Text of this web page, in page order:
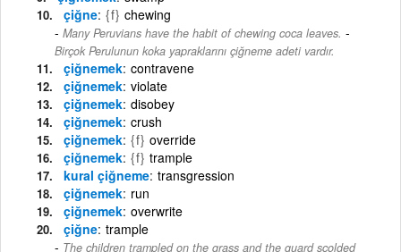
çiğne {f} chewing
Many Peruvians have the habit of chewing coca leaves. -
Birçok Perulunun koka yapraklarını çiğneme adeti vardır.
çiğnemek contravene
çiğnemek violate
çiğnemek disobey
çiğnemek crush
çiğnemek {f} override
çiğnemek {f} trample
kural çiğneme transgression
çiğnemek run
çiğnemek overwrite
çiğne trample
The children trampled on the grass and the guard scolded